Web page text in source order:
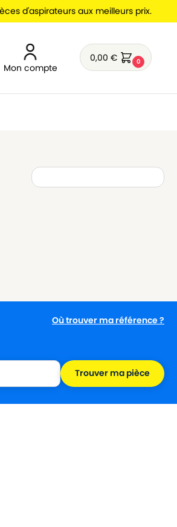
d'aspirateurs aux meilleurs prix.
Mon compte
0,00€ 0
Où trouver ma référence ?
Trouver ma pièce